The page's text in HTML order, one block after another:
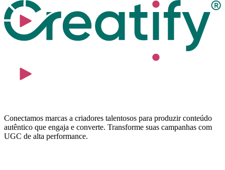
Conectamos marcas a criadores talentosos para produzir conteúdo
autêntico que engaja e converte. Transforme suas campanhas com
UGC de alta performance.